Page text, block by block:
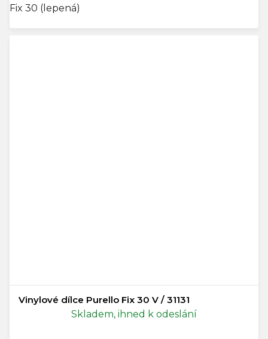
Fix 30 (lepená)
Vinylové dílce Purello Fix 30 V / 31131
Skladem, ihned k odeslání